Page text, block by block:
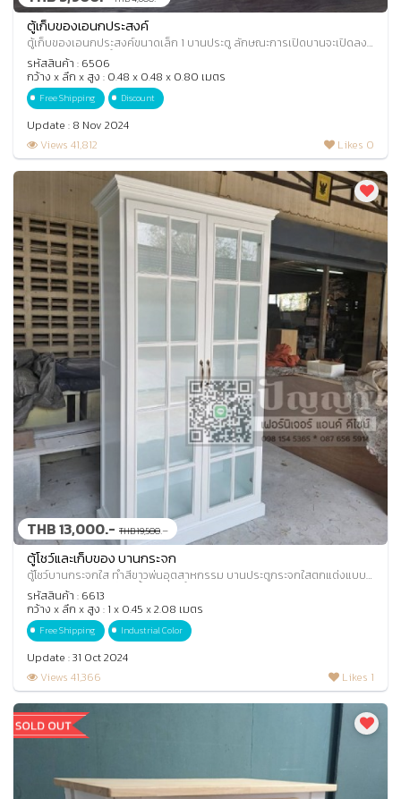
ตู้เก็บของเอนกประสงค์
ตู้เก็บของเอนกประสงค์ขนาดเล็ก 1 บานประตู ลักษณะการเปิดบานจะเปิดลง
ข้างล่าง สามารถนำตะกร้าผ้า หรือถังข
รหัสสินค้า : 6506
กว้าง x ลึก x สูง : 0.48 x 0.48 x 0.80 เมตร
Free Shipping Discount
Update : 8 Nov 2024
Views 41,812
Likes 0
THB 13,000.- THB 19,500.-
ตู้โชว์และเก็บของ บานกระจก
ตู้โชว์บานกระจกใส ทำสีขาวพ่นอุตสาหกรรม บานประตูกระจกใสตกแต่งแบบ
บานสเปน ด้านในแบ่ง 4 ชั้น 5 ช่องสำหรั
รหัสสินค้า : 6613
กว้าง x ลึก x สูง : 1 x 0.45 x 2.08 เมตร
Free Shipping Industrial Color
Update : 31 Oct 2024
Views 41,366
Likes 1